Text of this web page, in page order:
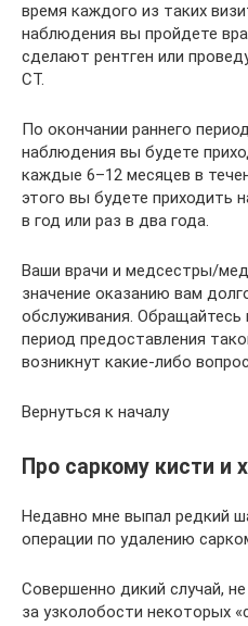
время каждого из таких
наблюдения вы пройдете
сделают рентген или
CT.
По окончании раннего
наблюдения вы будете
каждые 6–12 месяцев в
этого вы будете приходить
в год или раз в два года.
Ваши врачи и медсестры/
значение оказанию вам
обслуживания.
период предоставления
возникнут какие-либо
Вернуться к началу
Про саркому кисти и
Недавно мне выпал редкий
операции по удалению
Совершенно дикий случай,
за узколобости некоторых